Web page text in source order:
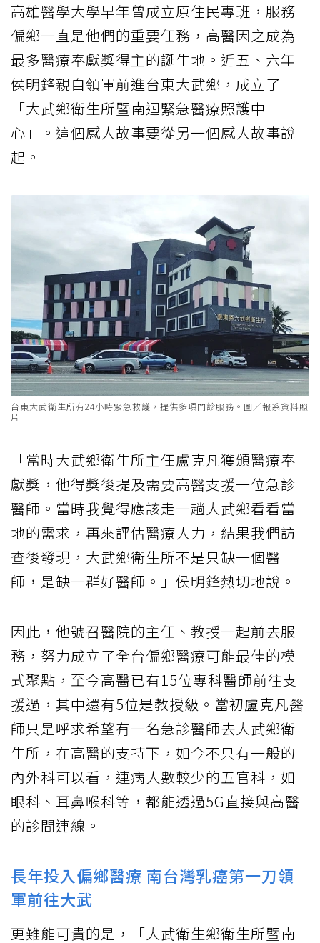
高雄醫學大學早年曾成立原住民專班，服務
偏鄉一直是他們的重要任務，高醫因之成為
最多醫療奉獻獎得主的誕生地。近五、六年
侯明鋒親自領軍前進台東大武鄉，成立了
「大武鄉衛生所暨南迴緊急醫療照護中
心」。這個感人故事要從另一個感人故事說
起。
台東大武衛生所有24小時緊急救護，提供多項門診服務。圖／報系資料照
片
「當時大武鄉衛生所主任盧克凡獲頒醫療奉
獻獎，他得獎後提及需要高醫支援一位急診
醫師。當時我覺得應該走一趟大武鄉看看當
地的需求，再來評估醫療人力，結果我們訪
查後發現，大武鄉衛生所不是只缺一個醫
師，是缺一群好醫師。」侯明鋒熱切地說。
因此，他號召醫院的主任、教授一起前去服
務，努力成立了全台偏鄉醫療可能最佳的模
式聚點，至今高醫已有15位專科醫師前往支
援過，其中還有5位是教授級。當初盧克凡醫
師只是呼求希望有一名急診醫師去大武鄉衛
生所，在高醫的支持下，如今不只有一般的
內外科可以看，連病人數較少的五官科，如
眼科、耳鼻喉科等，都能透過5G直接與高醫
的診間連線。
長年投入偏鄉醫療 南台灣乳癌第一刀領
軍前往大武
更難能可貴的是，「大武衛生鄉衛生所暨南